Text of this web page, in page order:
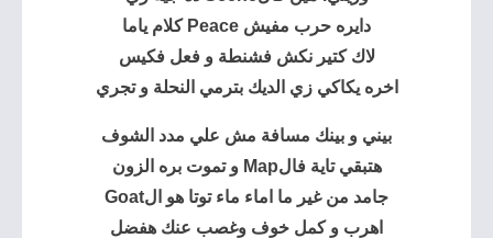
دايره حرب مفيش Peace كلام ياما
لاك كتير نكش فشنطة و فعل فكيس
اخره يكاكي زي الديك بترمي النحلة و تجري
بيني و بينك مسافة مش علي مدد الشوف
هتبقي تاية فالMap و تموت بره الزون
جامد من غير ما اماء ماء توتا هو الGoat
اهرب و كمل خوف وغصب عنك هفضل